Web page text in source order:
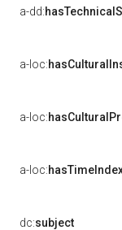
a-dd:
a-loc:
a-loc:
a-loc:
dc:subject